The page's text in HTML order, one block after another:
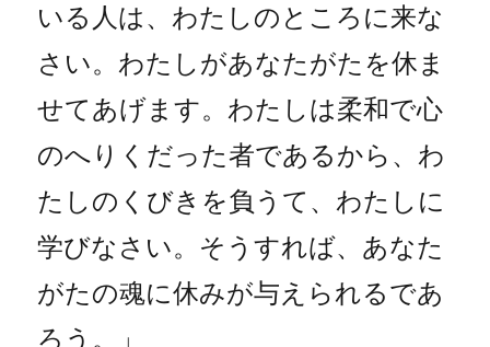
いる人は、わたしのところに来な
さい。わたしがあなたがたを休ま
せてあげます。わたしは柔和で心
のへりくだった者であるから、わ
たしのくびきを負うて、わたしに
学びなさい。そうすれば、あなた
がたの魂に休みが与えられるであ
ろう。」